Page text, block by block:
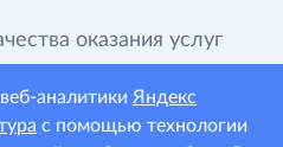
оказания услуг
аналитики Яндекс
с помощью технологии